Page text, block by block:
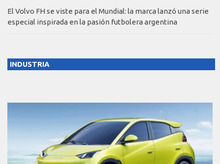
El Volvo FH se viste para el Mundial: la marca lanzó una serie
especial inspirada en la pasión futbolera argentina
INDUSTRIA